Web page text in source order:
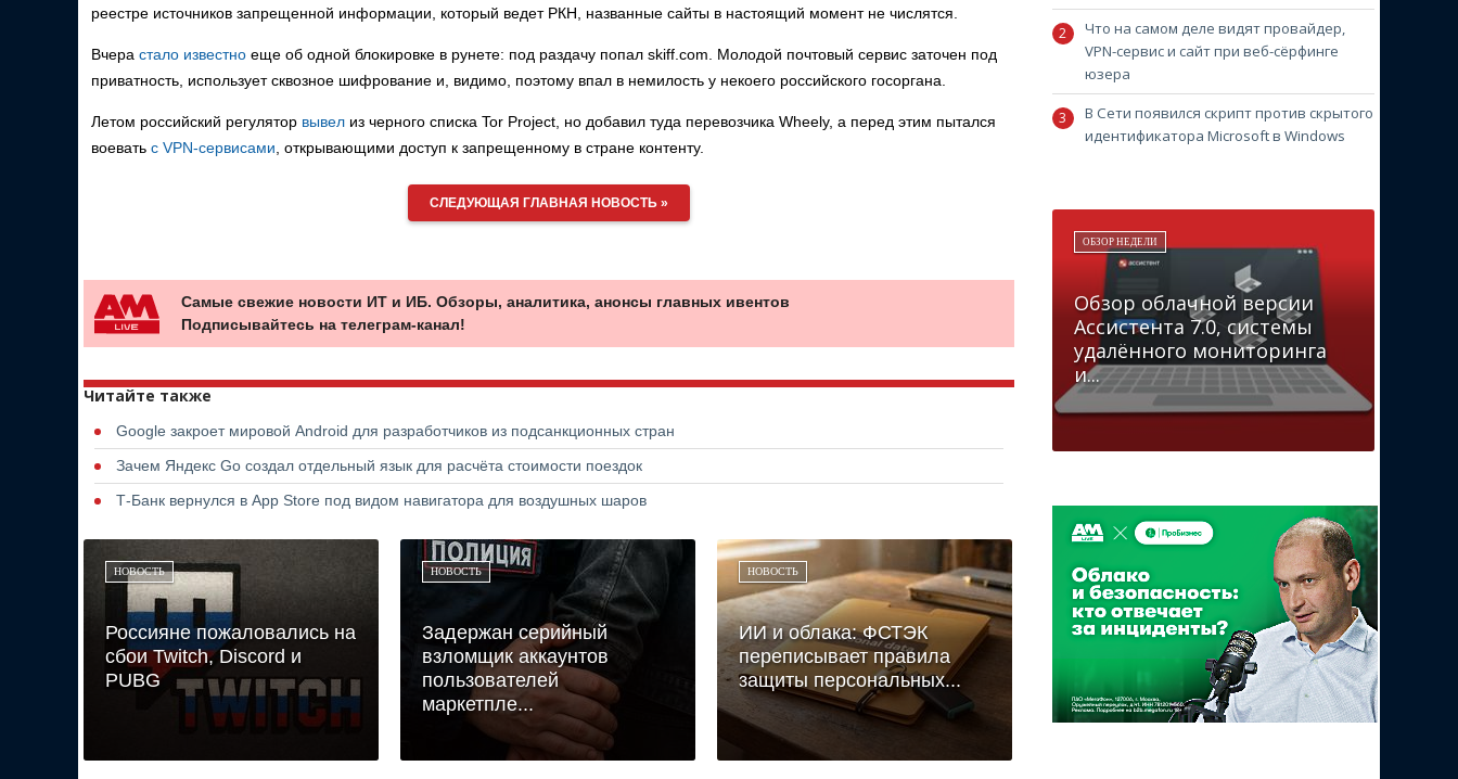
реестре источников запрещенной информации, который ведет РКН, названные сайты в настоящий момент не числятся.
Вчера стало известно еще об одной блокировке в рунете: под раздачу попал skiff.com. Молодой почтовый сервис заточен под
приватность, использует сквозное шифрование и, видимо, поэтому впал в немилость у некоего российского госоргана.
Летом российский регулятор вывел из черного списка Tor Project, но добавил туда перевозчика Wheely, а перед этим пытался
воевать с VPN-сервисами , открывающими доступ к запрещенному в стране контенту.
СЛЕДУЮЩАЯ ГЛАВНАЯ НОВОСТЬ »
Самые свежие новости ИТ и ИБ. Обзоры, аналитика, анонсы главных ивентов
Подписывайтесь на телеграм-канал!
Читайте также
Google закроет мировой Android для разработчиков из подсанкционных стран
Зачем Яндекс Go создал отдельный язык для расчёта стоимости поездок
Т-Банк вернулся в App Store под видом навигатора для воздушных шаров
НОВОСТЬ
Россияне пожаловались на
сбои Twitch, Discord и
PUBG
НОВОСТЬ
Задержан серийный
взломщик аккаунтов
пользователей
маркетпле...
НОВОСТЬ
ИИ и облака: ФСТЭК
переписывает правила
защиты персональных...
Что на самом деле видят провайдер,
VPN-сервис и сайт при веб-сёрфинге
юзера
В Сети появился скрипт против скрытого
идентификатора Microsoft в Windows
ОБЗОР НЕДЕЛИ
Обзор облачной версии
Ассистента 7.0, системы
удалённого мониторинга
и...